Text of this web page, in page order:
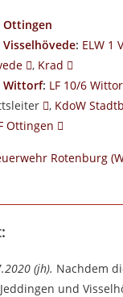
Ottingen
: ELW 1
, Krad
Wittorf: LF 10/6
, KdoW
Ottingen
Rotenburg
(jh). Nachdem
und